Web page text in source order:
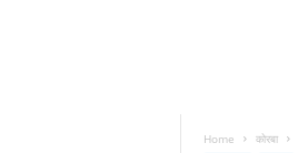
Home कोरबा